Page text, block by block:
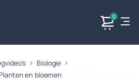
0
Maatschappijvakken
Biologie
en bloemen